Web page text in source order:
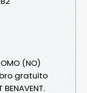
(NO)
gratuito